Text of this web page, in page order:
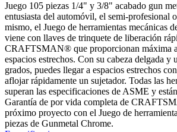
Juego 105 piezas 1/4" y 3/8" acabado gun
entusiasta del automóvil, el semi-profesional
mismo, el Juego de herramientas mecánicas
viene con llaves de trinquete de liberación
CRAFTSMAN® que proporcionan máxima
espacios estrechos. Con su cabeza delgada y
grados, puedes llegar a espacios estrechos
aflojar rápidamente un sujetador. Todas las
superan las especificaciones de ASME y
Garantía de por vida completa de
próximo proyecto con el Juego de
piezas de Gunmetal Chrome.